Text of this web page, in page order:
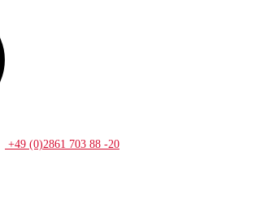
+49 (0)2861 703 88 -20